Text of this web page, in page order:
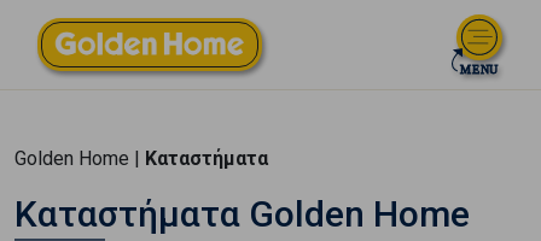
Golden Home | Καταστήματα
Καταστήματα Golden Home